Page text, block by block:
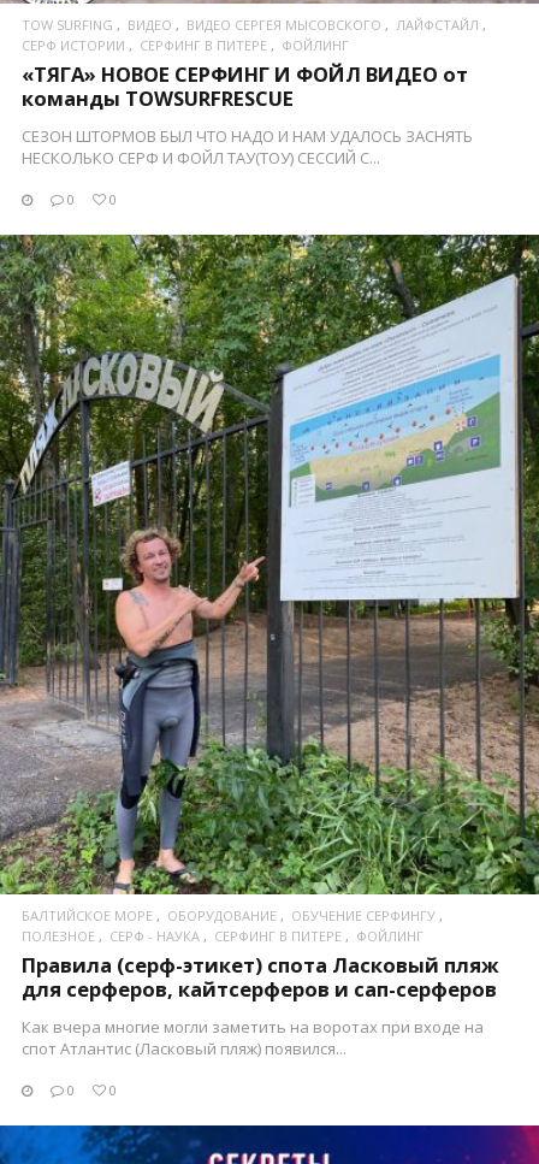
TOW SURFING ВИДЕО ВИДЕО СЕРГЕЯ МЫСОВСКОГО
ЛАЙФСТАЙЛ
СЕРФ ИСТОРИИ
СЕРФИНГ В ПИТЕРЕ ФОЙЛИНГ
«ТЯГА» НОВОЕ СЕРФИНГ И ФОЙЛ ВИДЕО от
команды TOWSURFRESCUE
СЕЗОН ШТОРМОВ БЫЛ ЧТО НАДО И НАМ УДАЛОСЬ ЗАСНЯТЬ
НЕСКОЛЬКО СЕРФ И ФОЙЛ ТАУ(ТОУ) СЕССИЙ С...
0 0
ПОСМОТРЕТЬ
БАЛТИЙСКОЕ МОРЕ ОБОРУДОВАНИЕ
ОБУЧЕНИЕ СЕРФИНГУ
ПОЛЕЗНОЕ
СЕРФ - НАУКА СЕРФИНГ В ПИТЕРЕ ФОЙЛИНГ
Правила (серф-этикет) спота Ласковый пляж
для серферов, кайтсерферов и сап-серферов
Как вчера многие могли заметить на воротах при входе на
спот Атлантис (Ласковый пляж) появился...
0 0